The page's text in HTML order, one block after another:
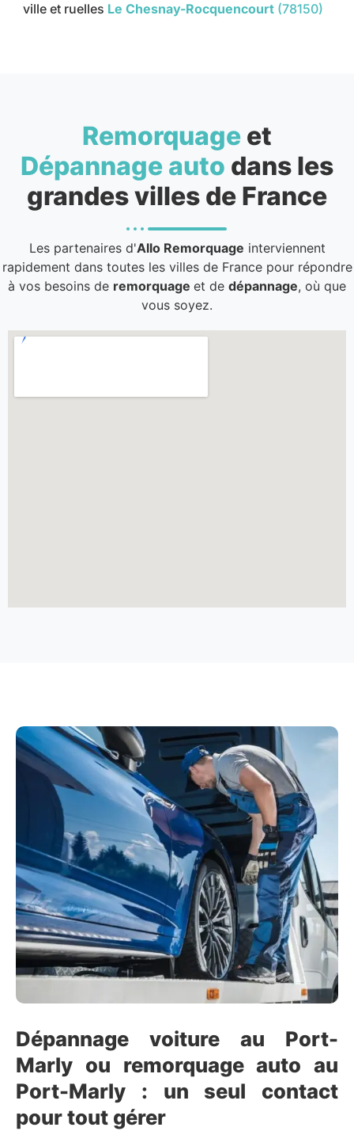
ville et ruelles Le Chesnay-Rocquencourt (78150)
Remorquage et
Dépannage auto dans les
grandes villes de France
Les partenaires d'Allo Remorquage interviennent
rapidement dans toutes les villes de France pour répondre
à vos besoins de remorquage et de dépannage, où que
vous soyez.
Dépannage voiture au Port-
Marly ou remorquage auto au
Port-Marly : un seul contact
pour tout gérer